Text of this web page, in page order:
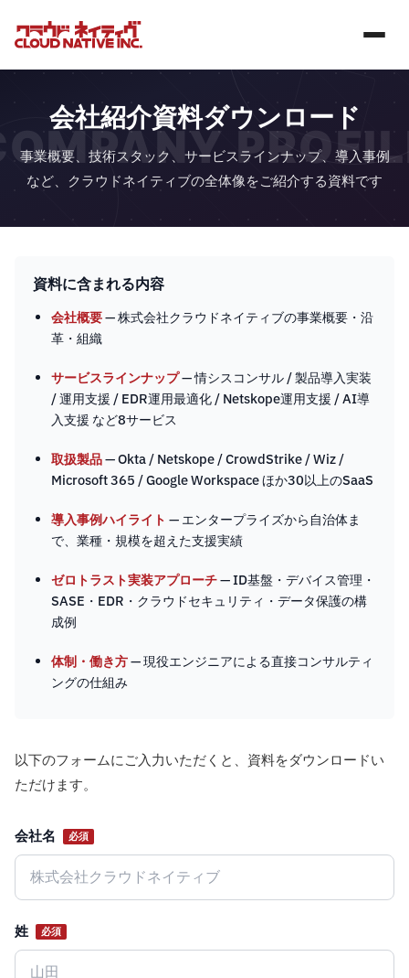
会社紹介資料ダウンロード
事業概要、技術スタック、サービスラインナップ、導入事例
など、クラウドネイティブの全体像をご紹介する資料です
資料に含まれる内容
会社概要— 株式会社クラウドネイティブの事業概要・沿
革・組織
サービスラインナップ— 情シスコンサル / 製品導入実装
/ 運用支援 / EDR運用最適化 / Netskope運用支援 / AI導
入支援 など8サービス
取扱製品— Okta / Netskope / CrowdStrike / Wiz /
Microsoft 365 / Google Workspace ほか30以上のSaaS
導入事例ハイライト — エンタープライズから自治体ま
で、業種・規模を超えた支援実績
ゼロトラスト実装アプローチ— ID基盤・デバイス管理・
SASE・EDR・クラウドセキュリティ・データ保護の構
成例
体制・働き方— 現役エンジニアによる直接コンサルティ
ングの仕組み
以下のフォームにご入力いただくと、資料をダウンロードい
ただけます。
Website
会社名 必須
姓 必須